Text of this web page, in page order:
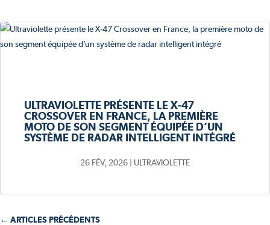
ULTRAVIOLETTE PRÉSENTE LE X-47
CROSSOVER EN FRANCE, LA PREMIÈRE
MOTO DE SON SEGMENT ÉQUIPÉE D’UN
SYSTÈME DE RADAR INTELLIGENT INTÉGRÉ
26 FÉV, 2026 ULTRAVIOLETTE
← ARTICLES PRÉCÉDENTS